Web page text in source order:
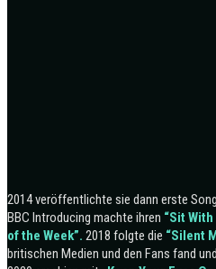
2014 veröffentlichte sie dann erste
BBC Introducing machte ihren “Sit With
of the Week”. 2018 folgte die “Silent
britischen Medien und den Fans fand